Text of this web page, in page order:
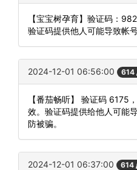
【宝宝树孕育】验证码：
验证码提供他人可能导致帐
2024-12-01 06:56:00 614
【番茄畅听】 验证码 6175
效。验证码提供给他人可能
防被骗。
2024-12-01 06:37:00 614